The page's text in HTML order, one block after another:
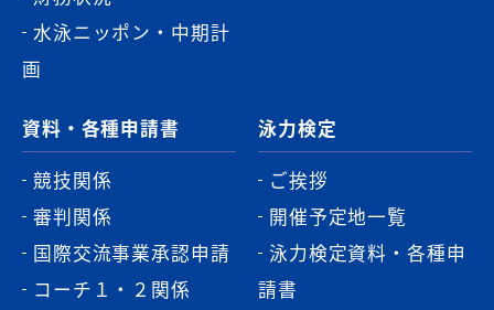
水泳ニッポン・中期計
画
資料・各種申請書
競技関係
審判関係
国際交流事業承認申請
コーチ１・２関係
泳力検定
ご挨拶
開催予定地一覧
泳力検定資料・各種申
請書